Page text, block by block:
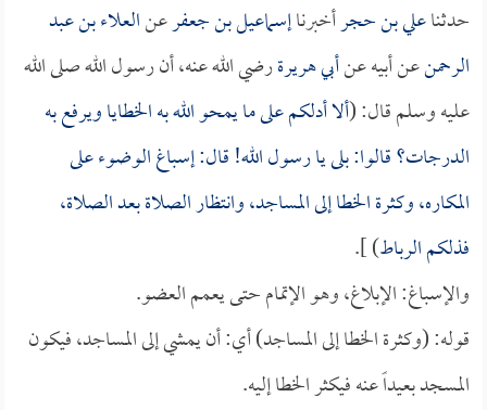
حدثناعلي بن حجرأخبرناإسماعيل بن جعفرعنالعلاء بن عبد
الرحمنعن أبيه عنأبي هريرةرضي الله عنه، أن رسول الله صلى الله
عليه وسلم قال: (ألا أدلكم على ما يمحو الله به الخطايا ويرفع به
الدرجات؟ قالوا: بلى يا رسول الله! قال: إسباغ الوضوء على
المكاره، وكثرة الخطا إلى المساجد، وانتظار الصلاة بعد الصلاة،
فذلكم الرباط) ].
والإسباغ: الإبلاغ، وهو الإتمام حتى يعمم العضو.
قوله: (وكثرة الخطا إلى المساجد) أي: أن يمشي إلى المساجد، فيكون
المسجد بعيداً عنه فيكثر الخطا إليه.